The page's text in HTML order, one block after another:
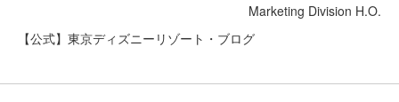
Marketing Division H.O.
【公式】東京ディズニーリゾート・ブログ